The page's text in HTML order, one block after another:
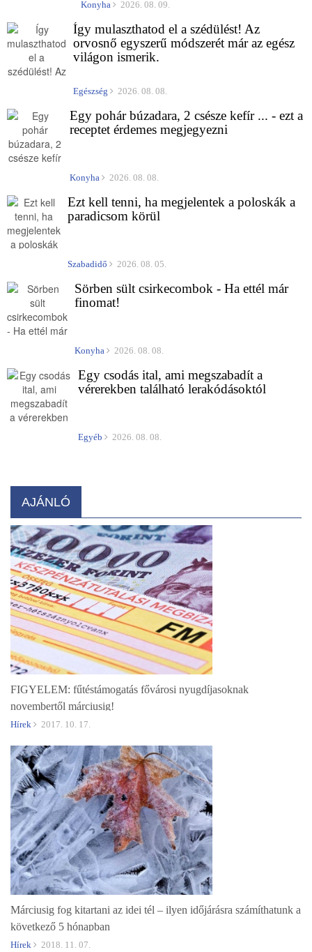
Konyha 2026. 08. 09.
Így mulaszthatod el a szédülést! Az
orvosnő egyszerű módszerét már az egész
világon ismerik.
Egészség 2026. 08. 08.
Egy pohár búzadara, 2 csésze kefír ... - ezt a
receptet érdemes megjegyezni
Konyha 2026. 08. 08.
Ezt kell tenni, ha megjelentek a poloskák a
paradicsom körül
Szabadidő 2026. 08. 05.
Sörben sült csirkecombok - Ha ettél már
finomat!
Konyha 2026. 08. 08.
Egy csodás ital, ami megszabadít a
vérerekben található lerakódásoktól
Egyéb 2026. 08. 08.
AJÁNLÓ
FIGYELEM: fűtéstámogatás fővárosi nyugdíjasoknak
novembertől márciusig!
Hírek 2017. 10. 17.
Márciusig fog kitartani az idei tél – ilyen időjárásra számíthatunk a
következő 5 hónapban
Hírek 2018. 11. 07.